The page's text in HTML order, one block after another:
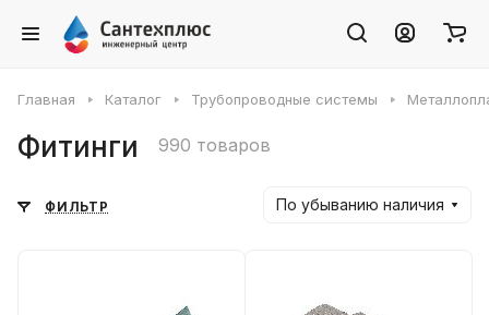
Главная Каталог Трубопроводные системы
Фитинги 990 товаров
ФИЛЬТР По убыванию наличия